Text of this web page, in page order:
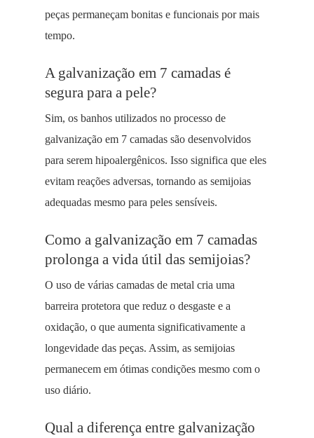
peças permaneçam bonitas e funcionais por mais
tempo.
A galvanização em 7 camadas é
segura para a pele?
Sim, os banhos utilizados no processo de
galvanização em 7 camadas são desenvolvidos
para serem hipoalergênicos. Isso significa que eles
evitam reações adversas, tornando as semijoias
adequadas mesmo para peles sensíveis.
Como a galvanização em 7 camadas
prolonga a vida útil das semijoias?
O uso de várias camadas de metal cria uma
barreira protetora que reduz o desgaste e a
oxidação, o que aumenta significativamente a
longevidade das peças. Assim, as semijoias
permanecem em ótimas condições mesmo com o
uso diário.
Qual a diferença entre galvanização